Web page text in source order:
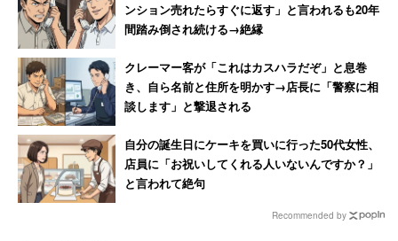
インスタ映え抜群！栄養も満点！フォトジェ
ニックなヨーグルトスムージー
ンション売れたらすぐに返す」と言われるも20年
間踏み倒され続ける→絶縁
クレーマー客が「これはカスハラだぞ」と息巻
き、自ら名前と住所を明かす→店長に「警察に相
談します」と撃退される
自分の誕生日にケーキを買いに行った50代女性、
店員に「お祝いしてくれる人いないんですか？」
と言われて絶句
Recommended by